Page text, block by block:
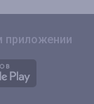
приложении